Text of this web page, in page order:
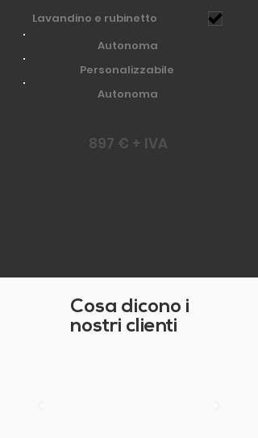
Lavandino e rubinetto
Autonoma
Personalizzabile
Autonoma
897 € + IVA
Cosa dicono i
nostri clienti